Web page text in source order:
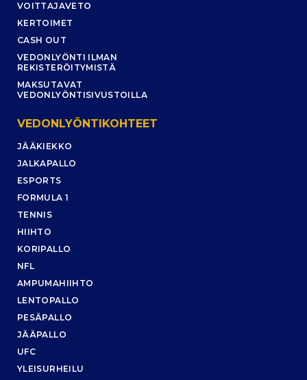
VOITTAJAVETO
KERTOIMET
CASH OUT
VEDONLYÖNTI ILMAN
REKISTERÖITYMISTÄ
MAKSUTAVAT
VEDONLYÖNTISIVUSTOILLA
VEDONLYÖNTIKOHTEET
JÄÄKIEKKO
JALKAPALLO
ESPORTS
FORMULA 1
TENNIS
HIIHTO
KORIPALLO
NFL
AMPUMAHIIHTO
LENTOPALLO
PESÄPALLO
JÄÄPALLO
UFC
YLEISURHEILU